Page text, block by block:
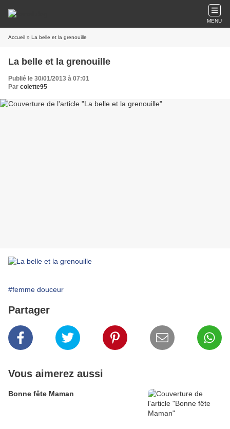
MENU
Accueil » La belle et la grenouille
La belle et la grenouille
Publié le 30/01/2013 à 07:01
Par colette95
#femme douceur
Partager
Vous aimerez aussi
Bonne fête Maman